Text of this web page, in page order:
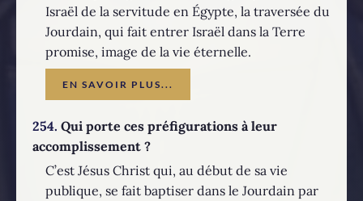
Israël de la servitude en Égypte, la traversée du
Jourdain, qui fait entrer Israël dans la Terre
promise, image de la vie éternelle.
EN SAVOIR PLUS...
254. Qui porte ces préfigurations à leur
accomplissement ?
C’est Jésus Christ qui, au début de sa vie
publique, se fait baptiser dans le Jourdain par